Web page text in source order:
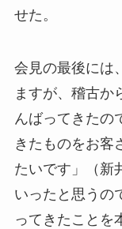
せた。
会見の最後には
ますが、稽古か
んばってきたの
きたものをお客
たいです」（新
いったと思うの
ってきたことを